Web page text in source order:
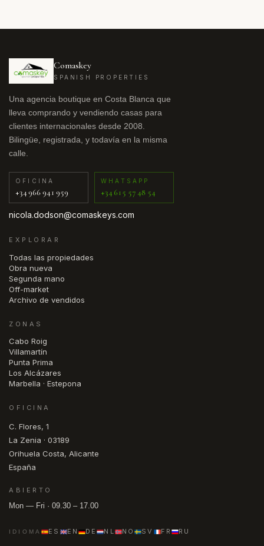
Comaskey
SPANISH PROPERTIES
Una agencia boutique en Costa Blanca que
lleva comprando y vendiendo casas para
clientes internacionales desde 2008.
Bilingüe, registrada, y todavía en la misma
calle.
OFICINA
+34 966 941 959
WHATSAPP
+34 615 57 48 54
nicola.dodson@comaskeys.com
EXPLORAR
Todas las propiedades
Obra nueva
Segunda mano
Off-market
Archivo de vendidos
ZONAS
Cabo Roig
Villamartín
Punta Prima
Los Alcázares
Marbella · Estepona
OFICINA
C. Flores, 1
La Zenia · 03189
Orihuela Costa, Alicante
España
ABIERTO
Mon — Fri · 09.30 – 17.00
IDIOMA ES EN DE NL NO SV FR RU